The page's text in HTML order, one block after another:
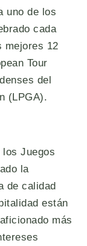
uno de los
cada
mejores 12
Tour
del
(LPGA).
Juegos
la
de calidad
están
más